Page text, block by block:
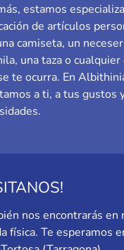
estamos
de artículos
camiseta, un
una taza o
te ocurra. En
a ti, a tus gustos
nos encontrarás en
física. Te esperamos